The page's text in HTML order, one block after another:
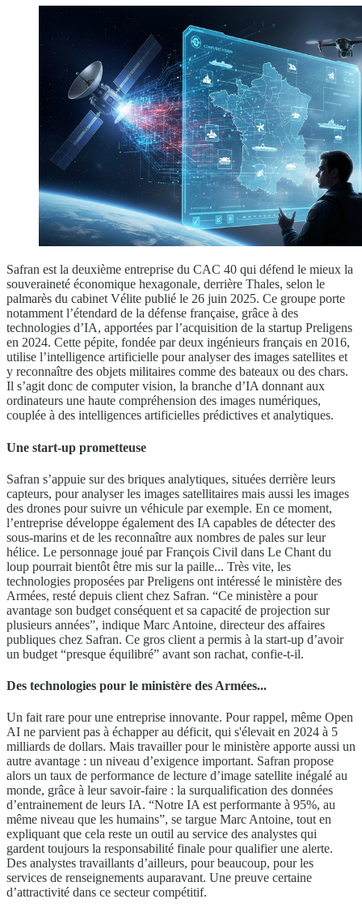
Safran est la deuxième entreprise du CAC 40 qui défend le mieux la
souveraineté économique hexagonale, derrière Thales, selon le
palmarès du cabinet Vélite publié le 26 juin 2025. Ce groupe porte
notamment l’étendard de la défense française, grâce à des
technologies d’IA, apportées par l’acquisition de la startup Preligens
en 2024. Cette pépite, fondée par deux ingénieurs français en 2016,
utilise l’intelligence artificielle pour analyser des images satellites et
y reconnaître des objets militaires comme des bateaux ou des chars.
Il s’agit donc de computer vision, la branche d’IA donnant aux
ordinateurs une haute compréhension des images numériques,
couplée à des intelligences artificielles prédictives et analytiques.
Une start-up prometteuse
Safran s’appuie sur des briques analytiques, situées derrière leurs
capteurs, pour analyser les images satellitaires mais aussi les images
des drones pour suivre un véhicule par exemple. En ce moment,
l’entreprise développe également des IA capables de détecter des
sous-marins et de les reconnaître aux nombres de pales sur leur
hélice. Le personnage joué par François Civil dans Le Chant du
loup pourrait bientôt être mis sur la paille... Très vite, les
technologies proposées par Preligens ont intéressé le ministère des
Armées, resté depuis client chez Safran. “Ce ministère a pour
avantage son budget conséquent et sa capacité de projection sur
plusieurs années”, indique Marc Antoine, directeur des affaires
publiques chez Safran. Ce gros client a permis à la start-up d’avoir
un budget “presque équilibré” avant son rachat, confie-t-il.
Des technologies pour le ministère des Armées...
Un fait rare pour une entreprise innovante. Pour rappel, même Open
AI ne parvient pas à échapper au déficit, qui s'élevait en 2024 à 5
milliards de dollars. Mais travailler pour le ministère apporte aussi un
autre avantage : un niveau d’exigence important. Safran propose
alors un taux de performance de lecture d’image satellite inégalé au
monde, grâce à leur savoir-faire : la surqualification des données
d’entrainement de leurs IA. “Notre IA est performante à 95%, au
même niveau que les humains”, se targue Marc Antoine, tout en
expliquant que cela reste un outil au service des analystes qui
gardent toujours la responsabilité finale pour qualifier une alerte.
Des analystes travaillants d’ailleurs, pour beaucoup, pour les
services de renseignements auparavant. Une preuve certaine
d’attractivité dans ce secteur compétitif.